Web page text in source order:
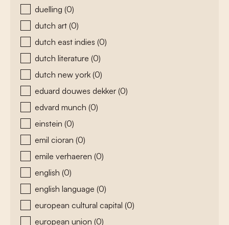
duelling (0)
dutch art (0)
dutch east indies (0)
dutch literature (0)
dutch new york (0)
eduard douwes dekker (0)
edvard munch (0)
einstein (0)
emil cioran (0)
emile verhaeren (0)
english (0)
english language (0)
european cultural capital (0)
european union (0)